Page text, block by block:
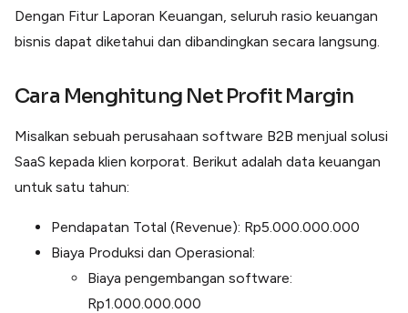
Dengan Fitur Laporan Keuangan, seluruh rasio keuangan
bisnis dapat diketahui dan dibandingkan secara langsung.
Cara Menghitung Net Profit Margin
Misalkan sebuah perusahaan software B2B menjual solusi
SaaS kepada klien korporat. Berikut adalah data keuangan
untuk satu tahun:
Pendapatan Total (Revenue): Rp5.000.000.000
Biaya Produksi dan Operasional:
Biaya pengembangan software:
Rp1.000.000.000